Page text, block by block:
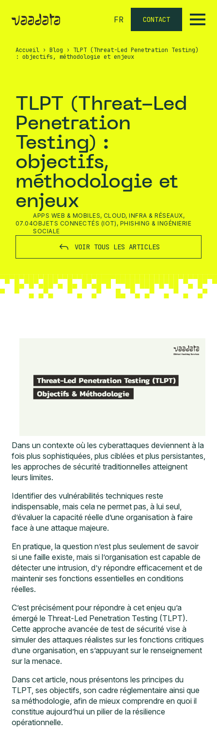
FR CONTACT
Accueil › Blog › TLPT (Threat-Led Penetration Testing)
: objectifs, méthodologie et enjeux
TLPT (Threat-Led
Penetration
Testing) :
objectifs,
méthodologie et
enjeux
07.04
APPS WEB & MOBILES, CLOUD,INFRA & RÉSEAUX,
OBJETS CONNECTÉS (IOT) , PHISHING & INGÉNIERIE
SOCIALE
VOIR TOUS LES ARTICLES
Dans un contexte où les cyberattaques deviennent à la
fois plus sophistiquées, plus ciblées et plus persistantes,
les approches de sécurité traditionnelles atteignent
leurs limites.
Identifier des vulnérabilités techniques reste
indispensable, mais cela ne permet pas, à lui seul,
d’évaluer la capacité réelle d’une organisation à faire
face à une attaque majeure.
En pratique, la question n’est plus seulement de savoir
si une faille existe, mais si l’organisation est capable de
détecter une intrusion, d’y répondre efficacement et de
maintenir ses fonctions essentielles en conditions
réelles.
C’est précisément pour répondre à cet enjeu qu’a
émergé le Threat-Led Penetration Testing (TLPT).
Cette approche avancée de test de sécurité vise à
simuler des attaques réalistes sur les fonctions critiques
d’une organisation, en s’appuyant sur le renseignement
sur la menace.
Dans cet article, nous présentons les principes du
TLPT, ses objectifs, son cadre réglementaire ainsi que
sa méthodologie, afin de mieux comprendre en quoi il
constitue aujourd’hui un pilier de la résilience
opérationnelle.